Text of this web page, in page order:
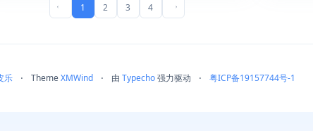
前一页 1 2 3 4 后一页
乐 ⋅ ThemeXMWind ⋅ 由 Typecho强力驱动 ⋅ 粤ICP备19157744号-1